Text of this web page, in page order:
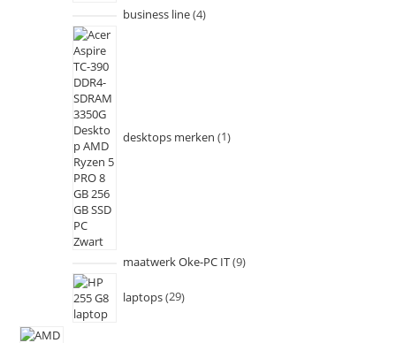
business line 4
desktops merken 1
maatwerk Oke-PC IT 9
laptops 29